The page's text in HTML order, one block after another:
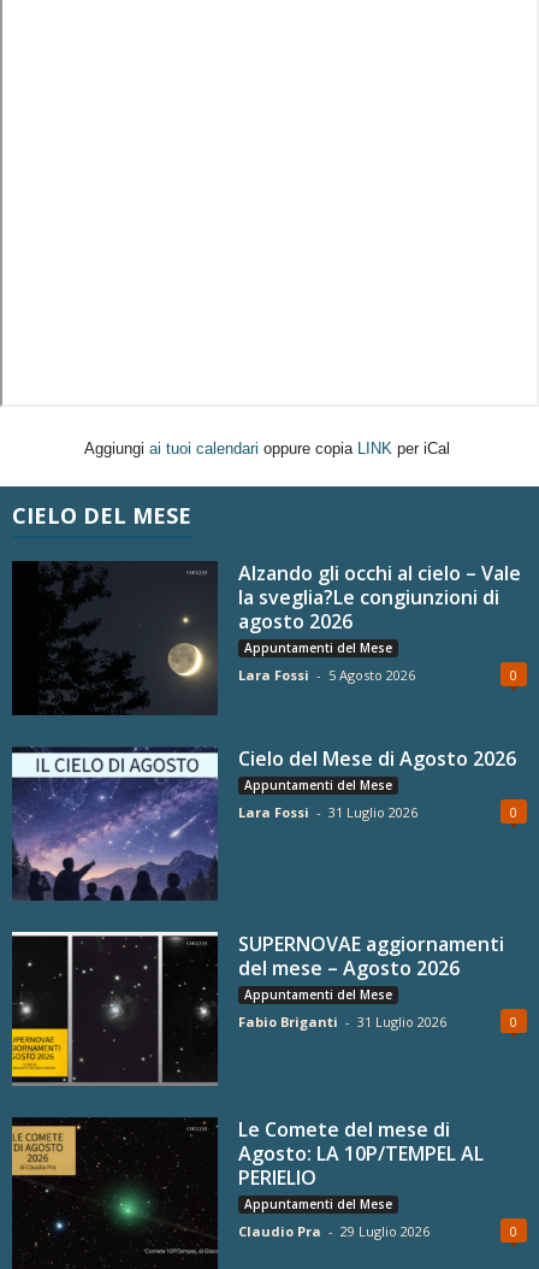
Aggiungi ai tuoi calendari oppure copia LINK per iCal
CIELO DEL MESE
Alzando gli occhi al cielo – Vale
la sveglia?Le congiunzioni di
agosto 2026
Appuntamenti del Mese
Lara Fossi - 5 Agosto 2026 0
Cielo del Mese di Agosto 2026
Appuntamenti del Mese
Lara Fossi - 31 Luglio 2026 0
SUPERNOVAE aggiornamenti
del mese – Agosto 2026
Appuntamenti del Mese
Fabio Briganti - 31 Luglio 2026 0
Le Comete del mese di
Agosto: LA 10P/TEMPEL AL
PERIELIO
Appuntamenti del Mese
Claudio Pra - 29 Luglio 2026 0